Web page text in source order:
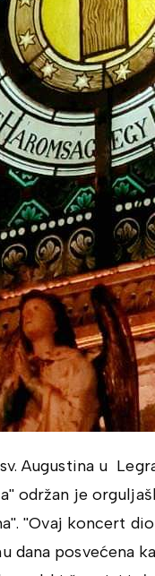
Augustina u
održan je
''Ovaj koncert
dana posvećena